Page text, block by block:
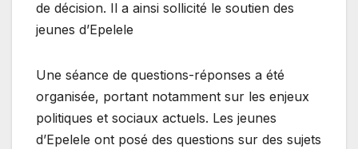
de décision. Il a ainsi sollicité le soutien des
jeunes d’Epelele
Une séance de questions-réponses a été
organisée, portant notamment sur les enjeux
politiques et sociaux actuels. Les jeunes
d’Epelele ont posé des questions sur des sujets